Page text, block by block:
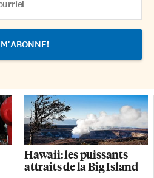
Hawaii: les puissants
attraits de la Big Island